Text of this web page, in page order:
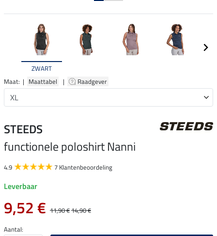
ZWART
Maat: | Maattabel | Raadgever
STEEDS
functionele poloshirt Nanni
4.9 7 Klantenbeoordeling
Leverbaar
9,52 € 11,90 €14,90 €
Aantal: